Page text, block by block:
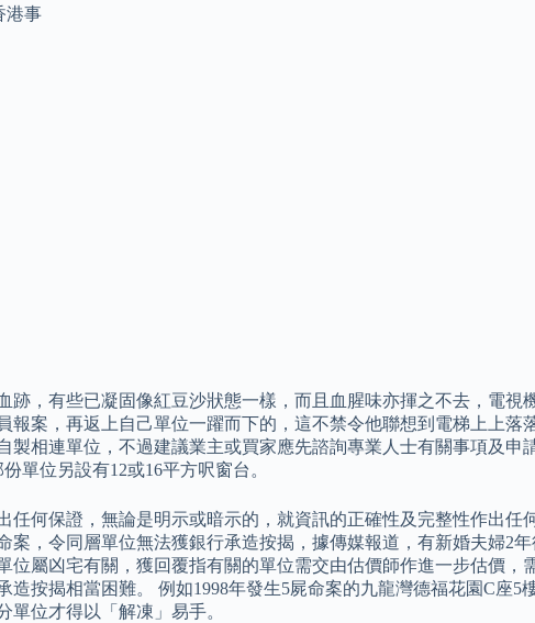
港事
跡，有些已凝固像紅豆沙狀態一樣，而且血腥味亦揮之不去，電
報案，再返上自己單位一躍而下的，這不禁令他聯想到電梯上上
製相連單位，不過建議業主或買家應先諮詢專業人士有關事項及
單位另設有12或16平方呎窗台。
任何保證，無論是明示或暗示的，就資訊的正確性及完整性作出
案，令同層單位無法獲銀行承造按揭，據傳媒報道，有新婚夫婦2
屬凶宅有關，獲回覆指有關的單位需交由估價師作進一步估價，
按揭相當困難。 例如1998年發生5屍命案的九龍灣德福花園C座
位才得以「解凍」易手。